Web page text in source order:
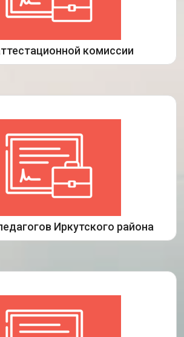
комиссии
образовательную деятельность
на территории Иркутской области,
Подробнее
Иркутского района
Центра сопровождения
февраля провели методическое
для педагогов Иркутского района.
тема встречи — это особенности и
ключевые этапы аттестации
Подробнее
Центра сопровождения
февраля провели методическое
для педагогов Иркутского района.